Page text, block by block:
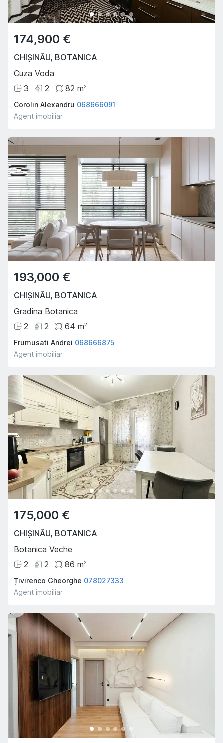
174,900 €
CHIȘINĂU, BOTANICA
Cuza Voda
3
2 82 m2
Corolin Alexandru 068666091
Agent imobiliar
193,000 €
CHIȘINĂU, BOTANICA
Gradina Botanica
2
2 64 m2
Frumusati Andrei 068666875
Agent imobiliar
175,000 €
CHIȘINĂU, BOTANICA
Botanica Veche
2
2 86 m2
Țivirenco Gheorghe 078027333
Agent imobiliar